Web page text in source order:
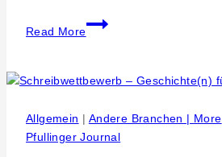
Read More
Kommunikation.
JUMEDICAL-
und
Allgemein | Andere Branchen | More
Pfullinger Journal